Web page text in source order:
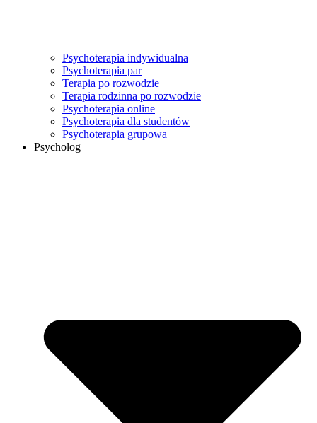
Psychoterapia indywidualna
Psychoterapia par
Terapia po rozwodzie
Terapia rodzinna po rozwodzie
Psychoterapia online
Psychoterapia dla studentów
Psychoterapia grupowa
Psycholog